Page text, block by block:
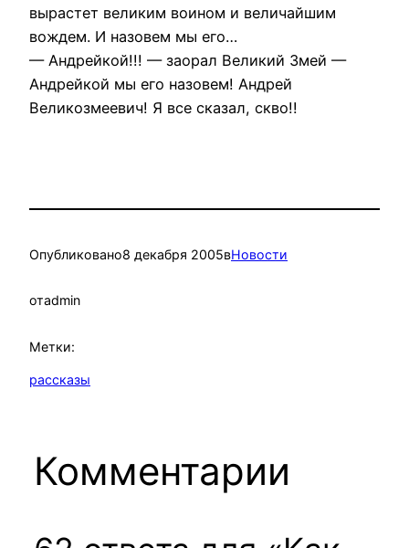
вырастет великим воином и величайшим
вождем. И назовем мы его…
— Андрейкой!!! — заорал Великий Змей —
Андрейкой мы его назовем! Андрей
Великозмеевич! Я все сказал, скво!!
Опубликовано8 декабря 2005вНовости
отadmin
Метки:
рассказы
Комментарии